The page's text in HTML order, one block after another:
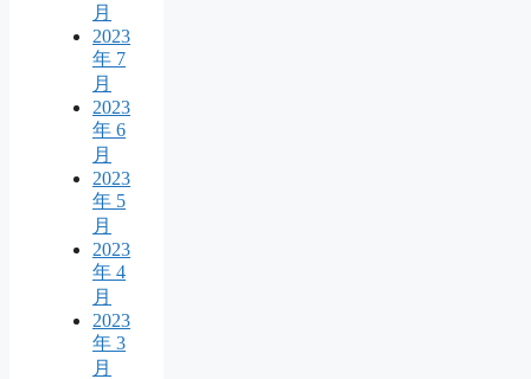
月
2023
年 7
月
2023
年 6
月
2023
年 5
月
2023
年 4
月
2023
年 3
月